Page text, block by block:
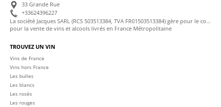
33 Grande Rue
+33624396227
La société Jacques SARL (RCS 503513384, TVA FR01503513384) gère pour le compte de La Cave des Sommeliers les transactions bancaires et la facturation
pour la vente de vins et alcools livrés en France Métropolitaine
TROUVEZ UN VIN
Vins de France
Vins hors France
Les bulles
Les blancs
Les rosés
Les rouges